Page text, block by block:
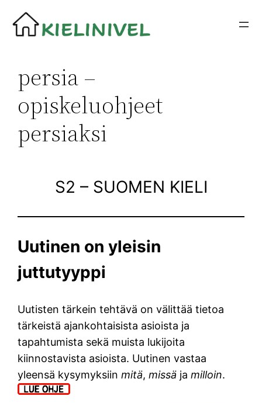
Siirry
sisältöön
persia –
opiskeluohjeet
persiaksi
S2 – SUOMEN KIELI
Uutinen on yleisin
juttutyyppi
Uutisten tärkein tehtävä on välittää tietoa
tärkeistä ajankohtaisista asioista ja
tapahtumista sekä muista lukijoita
kiinnostavista asioista. Uutinen vastaa
yleensä kysymyksiinmitä,missä ja milloin.